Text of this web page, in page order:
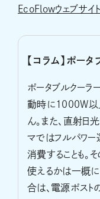
EcoFlowウェブサイト
【コラム】ポー
ポータブルクー
動時に1000W以
ん。また、直射
マではフルパワー
消費することも。
使えるかは一概
合は、電源ポスト